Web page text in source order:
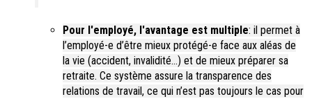
Pour l'employé, l'avantage est multiple: il permet à
l’employé-e d’être mieux protégé-e face aux aléas de
la vie (accident, invalidité…) et de mieux préparer sa
retraite. Ce système assure la transparence des
relations de travail, ce qui n’est pas toujours le cas pour